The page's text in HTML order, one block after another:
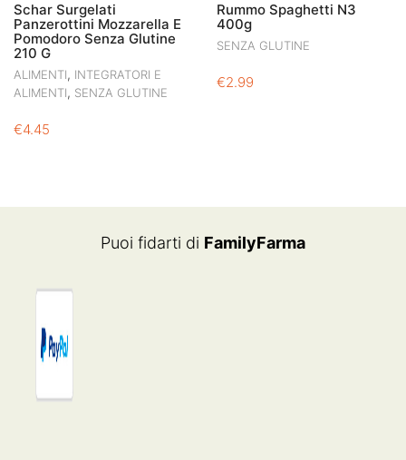
Schar Surgelati
Panzerottini Mozzarella E
Pomodoro Senza Glutine
210 G
ALIMENTI, INTEGRATORI E
ALIMENTI, SENZA GLUTINE
€4.45
Rummo Spaghetti N3
400g
SENZA GLUTINE
€2.99
Puoi fidarti di FamilyFarma